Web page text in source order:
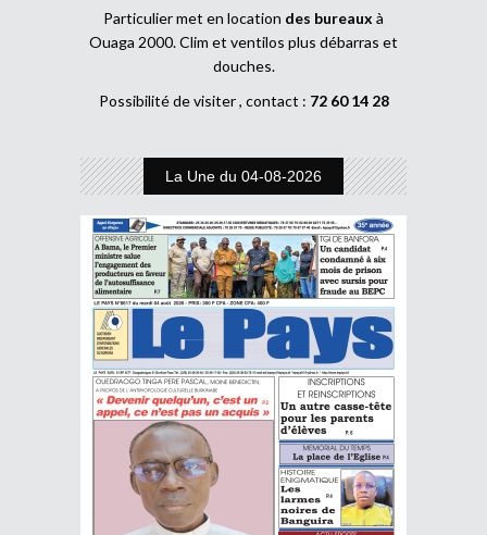
Particulier met en location des bureaux à
Ouaga 2000. Clim et ventilos plus débarras et
douches.
Possibilité de visiter , contact : 72 60 14 28
La Une du 04-08-2026